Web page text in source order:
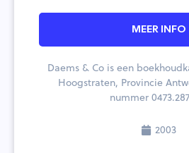
MEER INFO
Daems & Co is een
Hoogstraten, Provincie
nummer
2003